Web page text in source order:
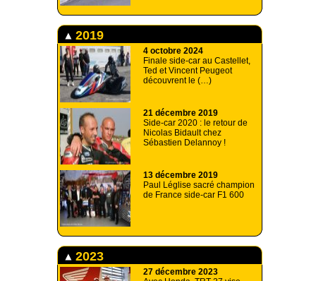
2019
4 octobre 2024
Finale side-car au Castellet,
Ted et Vincent Peugeot
découvrent le (…)
21 décembre 2019
Side-car 2020 : le retour de
Nicolas Bidault chez
Sébastien Delannoy !
13 décembre 2019
Paul Léglise sacré champion
de France side-car F1 600
2023
27 décembre 2023